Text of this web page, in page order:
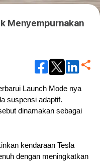
Menyempurnakan
Launch Mode nya
suspensi adaptif.
dinamakan sebagai
kendaraan Tesla
dengan meningkatkan